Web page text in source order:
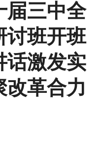
届三中全
讨班开班
话激发实
改革合力